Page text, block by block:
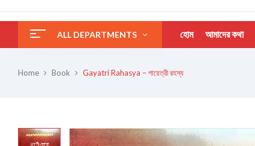
ALL DEPARTMENTS হোম আমাদের কথা
Home Book Gayatri Rahasya – গায়েত্রী রহস্য